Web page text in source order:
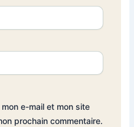
e-mail et mon site
prochain commentaire.